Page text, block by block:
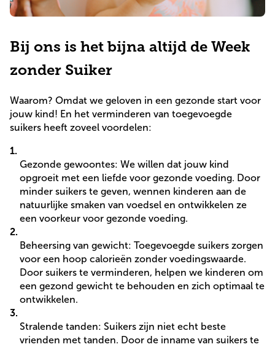
Bij ons is het bijna altijd de Week
zonder Suiker
Waarom? Omdat we geloven in een gezonde start voor
jouw kind! En het verminderen van toegevoegde
suikers heeft zoveel voordelen:
Gezonde gewoontes: We willen dat jouw kind
opgroeit met een liefde voor gezonde voeding. Door
minder suikers te geven, wennen kinderen aan de
natuurlijke smaken van voedsel en ontwikkelen ze
een voorkeur voor gezonde voeding.
Beheersing van gewicht: Toegevoegde suikers zorgen
voor een hoop calorieën zonder voedingswaarde.
Door suikers te verminderen, helpen we kinderen om
een gezond gewicht te behouden en zich optimaal te
ontwikkelen.
Stralende tanden: Suikers zijn niet echt beste
vrienden met tanden. Door de inname van suikers te